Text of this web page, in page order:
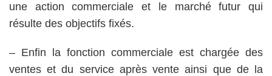
une action commerciale et le marché futur qui
résulte des objectifs fixés.
– Enfin la fonction commerciale est chargée des
ventes et du service après vente ainsi que de la